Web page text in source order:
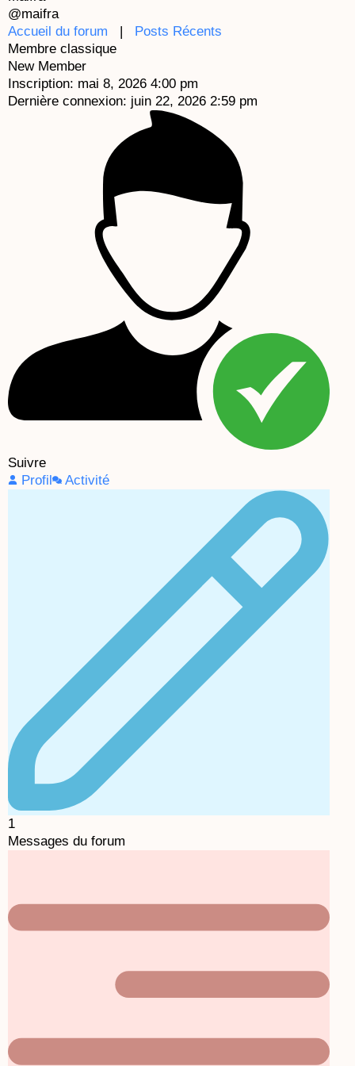
m
@maifra
Accueil du forum | Posts Récents
Membre classique
New Member
Inscription: mai 8, 2026 4:00 pm
Dernière connexion: juin 22, 2026 2:59 pm
Suivre
Profil
Activité
1
Messages du forum